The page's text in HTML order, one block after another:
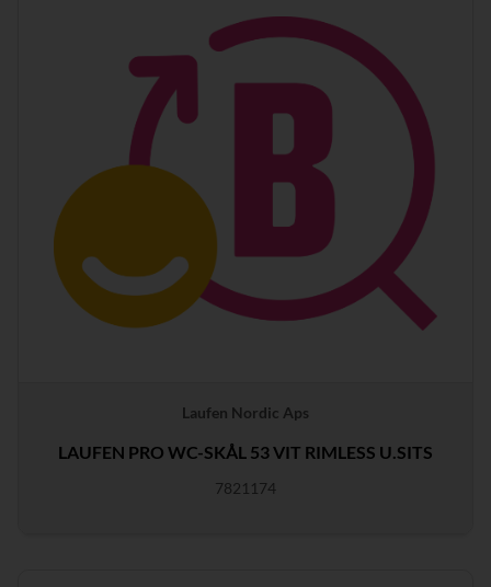
Laufen Nordic Aps
LAUFEN PRO WC-SKÅL 53 VIT RIMLESS U.SITS
7821174